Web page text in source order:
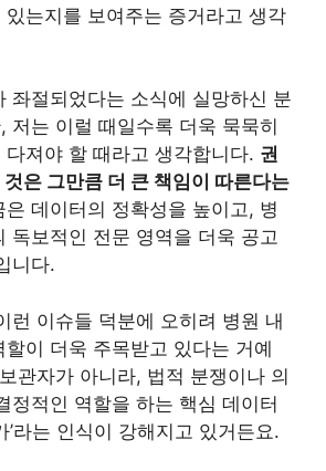
있는지를 보여주는 증거라고 생각
좌절되었다는 소식에 실망하신 분
저는 이럴 때일수록 더욱 묵묵히
다져야 할 때라고 생각합니다. 권
은 그만큼 더 큰 책임이 따른다는
은 데이터의 정확성을 높이고, 병
독보적인 전문 영역을 더욱 공고
니다.
런 이슈들 덕분에 오히려 병원 내
이 더욱 주목받고 있다는 거예
관자가 아니라, 법적 분쟁이나 의
정적인 역할을 하는 핵심 데이터
’라는 인식이 강해지고 있거든요.